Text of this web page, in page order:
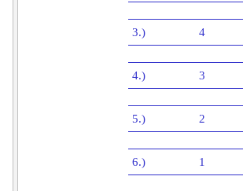
3.) 4
4.) 3
5.) 2
6.) 1